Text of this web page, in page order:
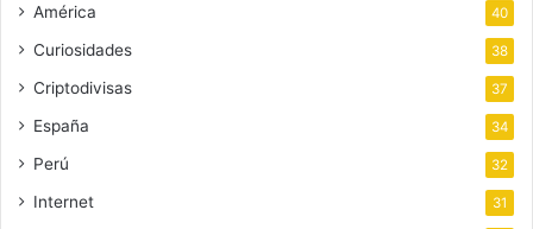
América 40
Curiosidades 38
Criptodivisas 37
España 34
Perú 32
Internet 31